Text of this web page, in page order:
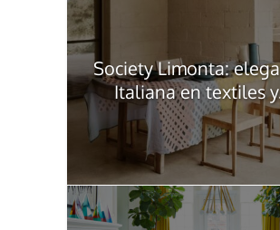
Society Limonta:
Italiana en textiles